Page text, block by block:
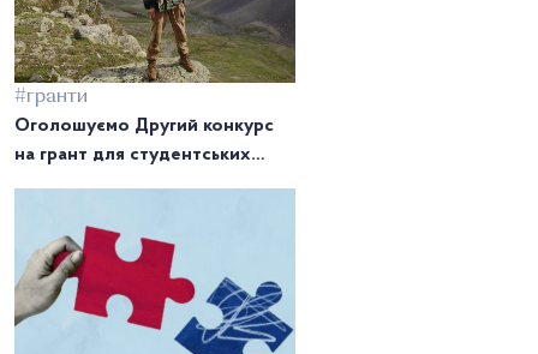
#гранти
Оголошуємо Другий конкурс
на грант для студентських